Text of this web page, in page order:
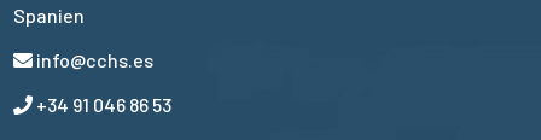
Spanien
info@cchs.es
+34 91 046 86 53